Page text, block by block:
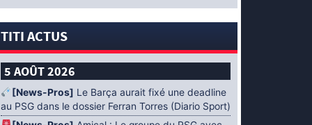
TITI ACTUS
5 AOÛT 2026
[News-Pros] Le Barça aurait fixé une deadline
au PSG dans le dossier Ferran Torres (Diario Sport)